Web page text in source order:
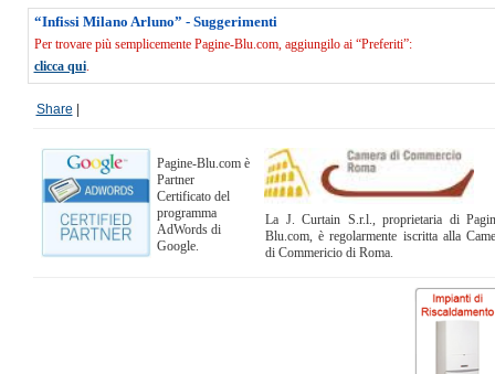
“Infissi Milano Arluno” - Suggerimenti
Per trovare più semplicemente Pagine-Blu.com, aggiungilo ai “Preferiti”:
clicca qui.
Share
Pagine-Blu.com è
Partner
Certificato del
programma
AdWords di
Google.
La J. Curtain S.r.l., proprietaria di
Blu.com, è regolarmente iscritta alla
di Commericio di Roma.